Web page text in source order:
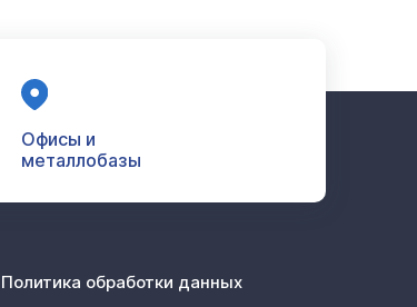
Офисы и
металлобазы
Политика обработки данных